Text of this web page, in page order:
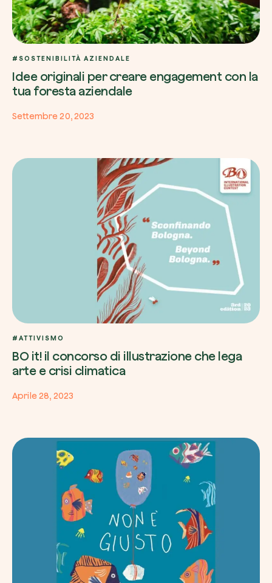
#SOSTENIBILITÀ AZIENDALE
Idee originali per creare engagement con la
tua foresta aziendale
Settembre 20, 2023
#ATTIVISMO
BO it! il concorso di illustrazione che lega
arte e crisi climatica
Aprile 28, 2023